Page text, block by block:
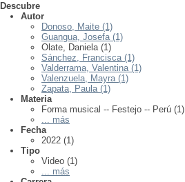
Descubre
Autor
Donoso, Maite (1)
Guangua, Josefa (1)
Olate, Daniela (1)
Sánchez, Francisca (1)
Valderrama, Valentina (1)
Valenzuela, Mayra (1)
Zapata, Paula (1)
Materia
Forma musical -- Festejo -- Perú (1)
... más
Fecha
2022 (1)
Tipo
Video (1)
... más